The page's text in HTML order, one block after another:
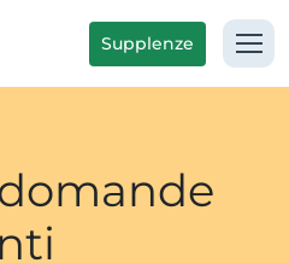
Supplenze
domande